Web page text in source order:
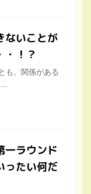
ないことが
・！？
も、関係がある
一ラウンド
ったい何だ